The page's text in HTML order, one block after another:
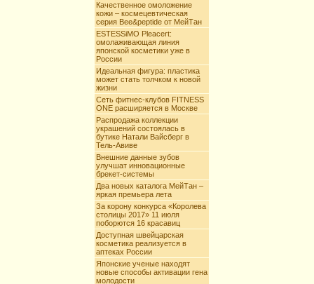
Качественное омоложение
кожи – космецевтическая
серия Bee&peptide от МейТан
ESTESSiMO Pleacert:
омолаживающая линия
японской косметики уже в
России
Идеальная фигура: пластика
может стать толчком к новой
жизни
Сеть фитнес-клубов FITNESS
ONE расширяется в Москве
Распродажа коллекции
украшений состоялась в
бутике Натали Вайсберг в
Тель-Авиве
Внешние данные зубов
улучшат инновационные
брекет-системы
Два новых каталога МейТан –
яркая премьера лета
За корону конкурса «Королева
столицы 2017» 11 июля
поборются 16 красавиц
Доступная швейцарская
косметика реализуется в
аптеках России
Японские ученые находят
новые способы активации гена
молодости